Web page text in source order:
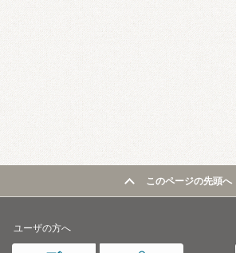
このページの先頭へ
ユーザの方へ